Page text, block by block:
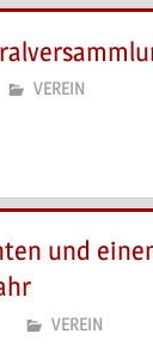
VEREIN
und
VEREIN